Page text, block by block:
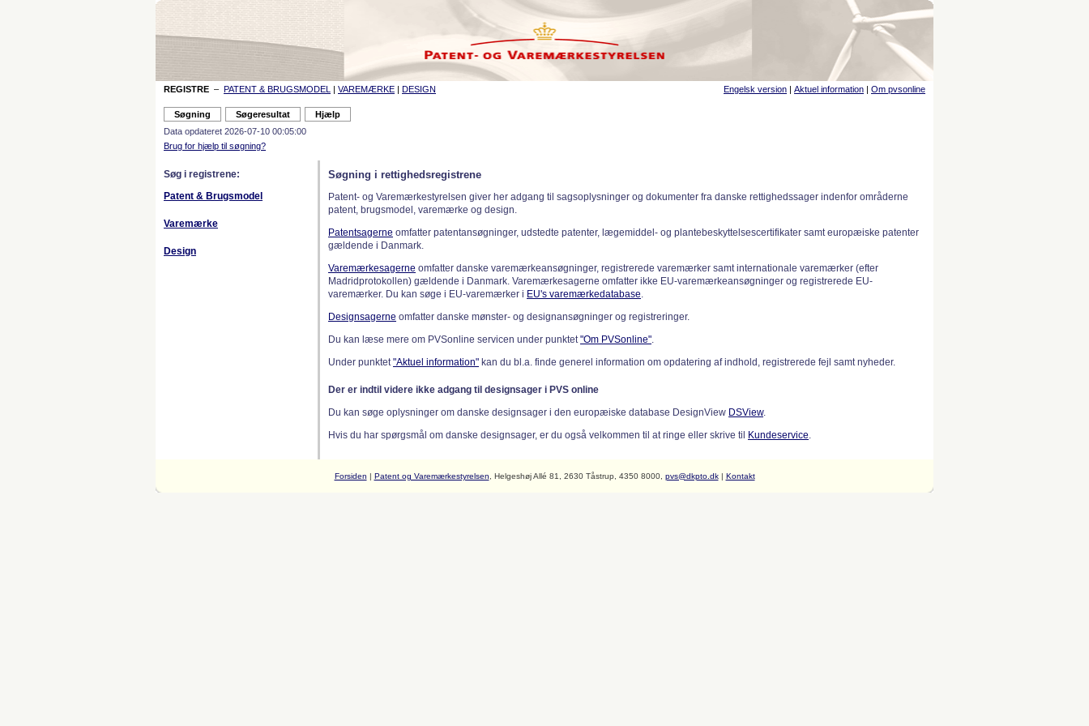
REGISTRE – PATENT & BRUGSMODEL | VAREMÆRKE | DESIGN Engelsk version | Aktuel information | Om pvsonline
Data opdateret 2026-07-10 00:05:00
Brug for hjælp til søgning?
Søg i registrene:
Patent & Brugsmodel
Varemærke
Design
Søgning i rettighedsregistrene
Patent- og Varemærkestyrelsen giver her adgang til sagsoplysninger og dokumenter fra danske rettighedssager indenfor områderne
patent, brugsmodel, varemærke og design.
Patentsagerne omfatter patentansøgninger, udstedte patenter, lægemiddel- og plantebeskyttelsescertifikater samt europæiske patenter
gældende i Danmark.
Varemærkesagerne omfatter danske varemærkeansøgninger, registrerede varemærker samt internationale varemærker (efter
Madridprotokollen) gældende i Danmark. Varemærkesagerne omfatter ikke EU-varemærkeansøgninger og registrerede EU-
varemærker. Du kan søge i EU-varemærker i EU's varemærkedatabase.
Designsagerne omfatter danske mønster- og designansøgninger og registreringer.
Du kan læse mere om PVSonline servicen under punktet"Om PVSonline".
Under punktet"Aktuel information" kan du bl.a. finde generel information om opdatering af indhold, registrerede fejl samt nyheder.
Der er indtil videre ikke adgang til designsager i PVS online
Du kan søge oplysninger om danske designsager i den europæiske database DesignView DSView.
Hvis du har spørgsmål om danske designsager, er du også velkommen til at ringe eller skrive til
Kundeservice.
Forsiden | Patent og Varemærkestyrelsen , Helgeshøj Allé 81, 2630 Tåstrup, 4350 8000, pvs@dkpto.dk| Kontakt